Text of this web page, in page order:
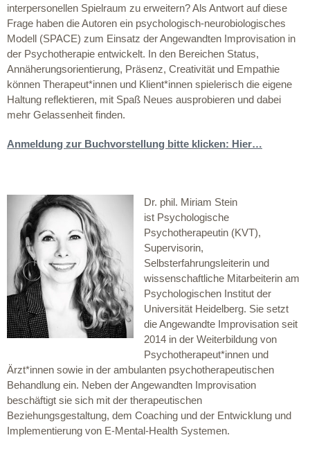
interpersonellen Spielraum zu erweitern? Als Antwort auf diese
Frage haben die Autoren ein psychologisch-neurobiologisches
Modell (SPACE) zum Einsatz der Angewandten Improvisation in
der Psychotherapie entwickelt. In den Bereichen Status,
Annäherungsorientierung, Präsenz, Creativität und Empathie
können Therapeut*innen und Klient*innen spielerisch die eigene
Haltung reflektieren, mit Spaß Neues ausprobieren und dabei
mehr Gelassenheit finden.
Anmeldung zur Buchvorstellung bitte klicken: Hier…
Dr. phil. Miriam Stein
ist Psychologische
Psychotherapeutin (KVT),
Supervisorin,
Selbsterfahrungsleiterin und
wissenschaftliche Mitarbeiterin am
Psychologischen Institut der
Universität Heidelberg. Sie setzt
die Angewandte Improvisation seit
2014 in der Weiterbildung von
Psychotherapeut*innen und
Ärzt*innen sowie in der ambulanten psychotherapeutischen
Behandlung ein. Neben der Angewandten Improvisation
beschäftigt sie sich mit der therapeutischen
Beziehungsgestaltung, dem Coaching und der Entwicklung und
Implementierung von E-Mental-Health Systemen.